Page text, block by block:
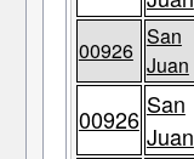
00926
San
Juan
00926 San
Juan